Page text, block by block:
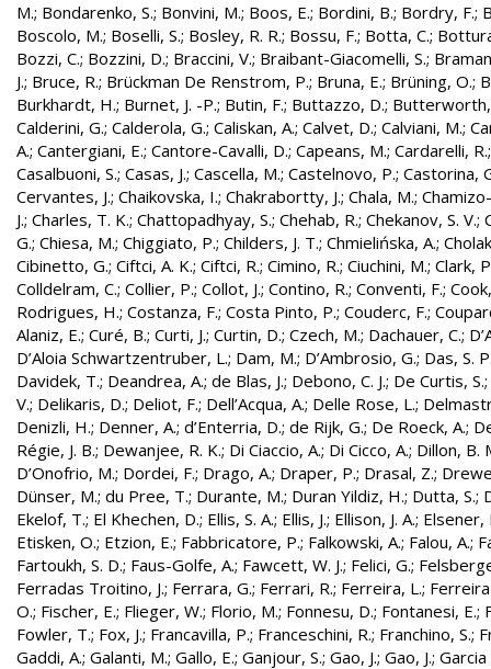
M.; Bondarenko, S.; Bonvini, M.; Boos, E.; Bordini, B.; Bordry, F.;
Boscolo, M.; Boselli, S.; Bosley, R. R.; Bossu, F.; Botta, C.;
Bozzi, C.; Bozzini, D.; Braccini, V.; Braibant-Giacomelli, S.;
J.; Bruce, R.; Brückman De Renstrom, P.; Bruna, E.; Brüning, O.;
Burkhardt, H.; Burnet, J. -P.; Butin, F.; Buttazzo, D.;
Calderini, G.; Calderola, G.; Caliskan, A.; Calvet, D.; Calviani, M.;
A.; Cantergiani, E.; Cantore-Cavalli, D.; Capeans, M.; Cardarelli, R.
Casalbuoni, S.; Casas, J.; Cascella, M.; Castelnovo, P.; Castorina,
Cervantes, J.; Chaikovska, I.; Chakrabortty, J.; Chala, M.;
J.; Charles, T. K.; Chattopadhyay, S.; Chehab, R.; Chekanov, S. V.;
G.; Chiesa, M.; Chiggiato, P.; Childers, J. T.; Chmielińska, A.;
Cibinetto, G.; Ciftci, A. K.; Ciftci, R.; Cimino, R.; Ciuchini, M.; Clark,
Colldelram, C.; Collier, P.; Collot, J.; Contino, R.; Conventi, F.;
Rodrigues, H.; Costanza, F.; Costa Pinto, P.; Couderc, F.;
Alaniz, E.; Curé, B.; Curti, J.; Curtin, D.; Czech, M.; Dachauer, C.;
D’Aloia Schwartzentruber, L.; Dam, M.; D’Ambrosio, G.; Das, S.
Davidek, T.; Deandrea, A.; de Blas, J.; Debono, C. J.; De Curtis, S.;
V.; Delikaris, D.; Deliot, F.; Dell’Acqua, A.; Delle Rose, L.;
Denizli, H.; Denner, A.; d’Enterria, D.; de Rijk, G.; De Roeck, A.;
Régie, J. B.; Dewanjee, R. K.; Di Ciaccio, A.; Di Cicco, A.; Dillon, B.
D’Onofrio, M.; Dordei, F.; Drago, A.; Draper, P.; Drasal, Z.;
Dünser, M.; du Pree, T.; Durante, M.; Duran Yildiz, H.; Dutta, S.;
Ekelof, T.; El Khechen, D.; Ellis, S. A.; Ellis, J.; Ellison, J. A.; Elsener,
Etisken, O.; Etzion, E.; Fabbricatore, P.; Falkowski, A.; Falou, A.;
Fartoukh, S. D.; Faus-Golfe, A.; Fawcett, W. J.; Felici, G.;
Ferradas Troitino, J.; Ferrara, G.; Ferrari, R.; Ferreira, L.;
O.; Fischer, E.; Flieger, W.; Florio, M.; Fonnesu, D.; Fontanesi, E.;
Fowler, T.; Fox, J.; Francavilla, P.; Franceschini, R.; Franchino, S.;
Gaddi, A.; Galanti, M.; Gallo, E.; Ganjour, S.; Gao, J.; Gao, J.; Garcia